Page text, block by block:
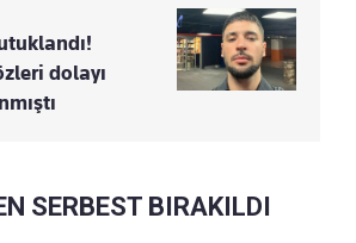
dolayı
SERBEST BIRAKILDI